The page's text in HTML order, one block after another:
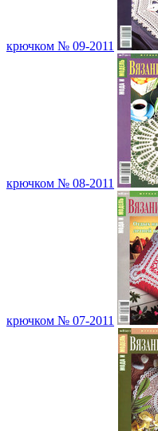
крючком № 09-2011
крючком № 08-2011
крючком № 07-2011